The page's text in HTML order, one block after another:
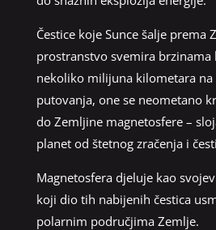
Čestice koje Sunce šalje prema
prostranstvo svemira brzinama
nekoliko milijuna kilometara na
putovanja, one se neometano
do Zemljine magnetosfere –
planet od štetnog zračenja i
Magnetosfera djeluje kao
koji dio tih nabijenih čestica
polarnim područjima Zemlje.